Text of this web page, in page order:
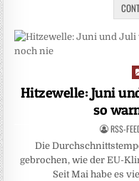
Hitzewelle: Juni
so
RSS-
Die
gebrochen, wie der EU-
Seit Mai habe es